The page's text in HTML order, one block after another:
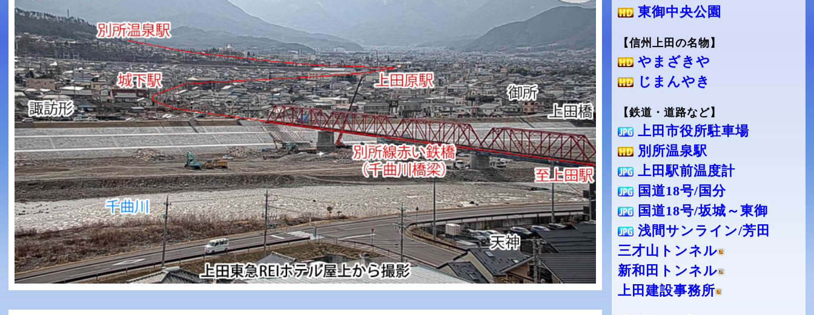
東御中央公園
【信州上田の名物】
やまざきや
じまんやき
【鉄道・道路など】
上田市役所駐車場
別所温泉駅
上田駅前温度計
国道18号/国分
国道18号/坂城～東御
浅間サンライン/芳田
三才山トンネル
新和田トンネル
上田建設事務所